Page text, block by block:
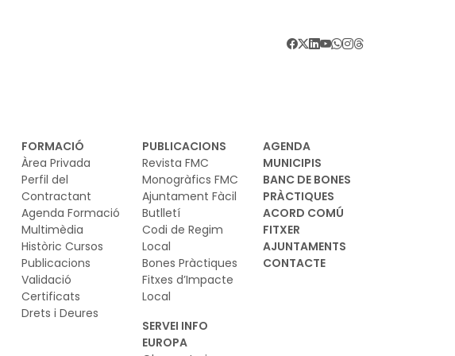
Ho fa a través de dades de temps oficials,
FORMACIÓ
Àrea Privada
Perfil del
Contractant
Agenda Formació
Multimèdia
Històric Cursos
Publicacions
Validació
Certificats
Drets i Deures
PUBLICACIONS
Revista FMC
Monogràfics FMC
Ajuntament Fàcil
Butlletí
Codi de Regim
Local
Bones Pràctiques
Fitxes d’Impacte
Local
SERVEI INFO
EUROPA
AGENDA
MUNICIPIS
BANC DE BONES
PRÀCTIQUES
ACORD COMÚ
FITXER
AJUNTAMENTS
CONTACTE